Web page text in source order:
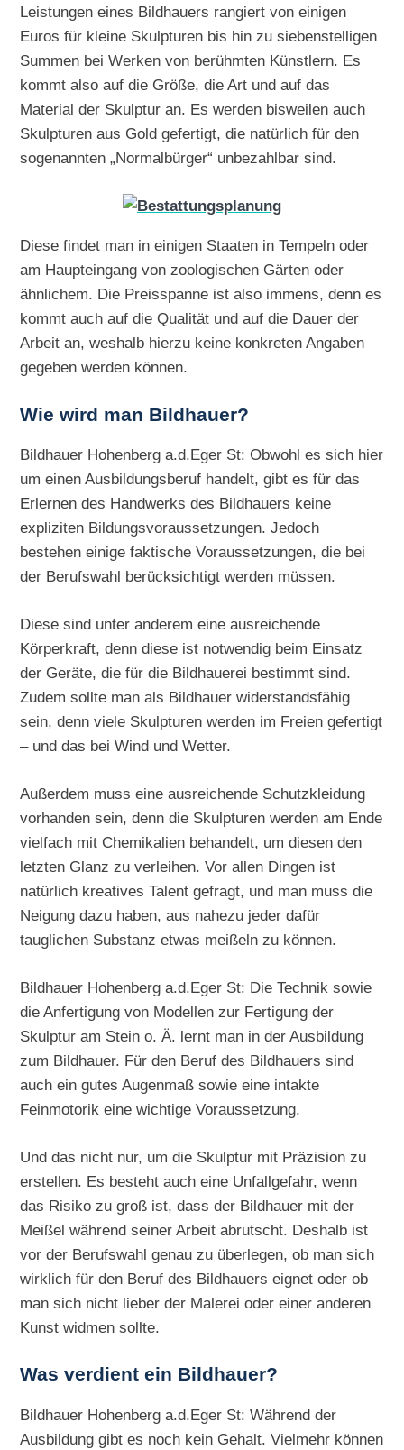
Leistungen eines Bildhauers rangiert von einigen
Euros für kleine Skulpturen bis hin zu siebenstelligen
Summen bei Werken von berühmten Künstlern. Es
kommt also auf die Größe, die Art und auf das
Material der Skulptur an. Es werden bisweilen auch
Skulpturen aus Gold gefertigt, die natürlich für den
sogenannten „Normalbürger“ unbezahlbar sind.
Diese findet man in einigen Staaten in Tempeln oder
am Haupteingang von zoologischen Gärten oder
ähnlichem. Die Preisspanne ist also immens, denn es
kommt auch auf die Qualität und auf die Dauer der
Arbeit an, weshalb hierzu keine konkreten Angaben
gegeben werden können.
Wie wird man Bildhauer?
Bildhauer Hohenberg a.d.Eger St: Obwohl es sich hier
um einen Ausbildungsberuf handelt, gibt es für das
Erlernen des Handwerks des Bildhauers keine
expliziten Bildungsvoraussetzungen. Jedoch
bestehen einige faktische Voraussetzungen, die bei
der Berufswahl berücksichtigt werden müssen.
Diese sind unter anderem eine ausreichende
Körperkraft, denn diese ist notwendig beim Einsatz
der Geräte, die für die Bildhauerei bestimmt sind.
Zudem sollte man als Bildhauer widerstandsfähig
sein, denn viele Skulpturen werden im Freien gefertigt
– und das bei Wind und Wetter.
Außerdem muss eine ausreichende Schutzkleidung
vorhanden sein, denn die Skulpturen werden am Ende
vielfach mit Chemikalien behandelt, um diesen den
letzten Glanz zu verleihen. Vor allen Dingen ist
natürlich kreatives Talent gefragt, und man muss die
Neigung dazu haben, aus nahezu jeder dafür
tauglichen Substanz etwas meißeln zu können.
Bildhauer Hohenberg a.d.Eger St: Die Technik sowie
die Anfertigung von Modellen zur Fertigung der
Skulptur am Stein o. Ä. lernt man in der Ausbildung
zum Bildhauer. Für den Beruf des Bildhauers sind
auch ein gutes Augenmaß sowie eine intakte
Feinmotorik eine wichtige Voraussetzung.
Und das nicht nur, um die Skulptur mit Präzision zu
erstellen. Es besteht auch eine Unfallgefahr, wenn
das Risiko zu groß ist, dass der Bildhauer mit der
Meißel während seiner Arbeit abrutscht. Deshalb ist
vor der Berufswahl genau zu überlegen, ob man sich
wirklich für den Beruf des Bildhauers eignet oder ob
man sich nicht lieber der Malerei oder einer anderen
Kunst widmen sollte.
Was verdient ein Bildhauer?
Bildhauer Hohenberg a.d.Eger St: Während der
Ausbildung gibt es noch kein Gehalt. Vielmehr können